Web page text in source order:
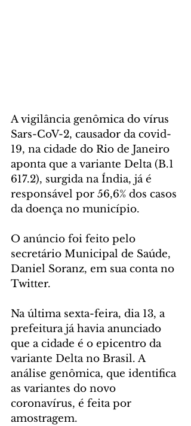
A vigilância genômica do vírus
Sars-CoV-2, causador da covid-
19, na cidade do Rio de Janeiro
aponta que a variante Delta (B.1
617.2), surgida na Índia, já é
responsável por 56,6% dos casos
da doença no município.
O anúncio foi feito pelo
secretário Municipal de Saúde,
Daniel Soranz, em sua conta no
Twitter.
Na última sexta-feira, dia 13, a
prefeitura já havia anunciado
que a cidade é o epicentro da
variante Delta no Brasil. A
análise genômica, que identifica
as variantes do novo
coronavírus, é feita por
amostragem.